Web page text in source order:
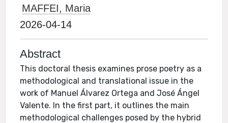
MAFFEI, Maria
2026-04-14
Abstract
This doctoral thesis examines prose poetry as a
methodological and translational issue in the
work of Manuel Álvarez Ortega and José Ángel
Valente. In the first part, it outlines the main
methodological challenges posed by the hybrid